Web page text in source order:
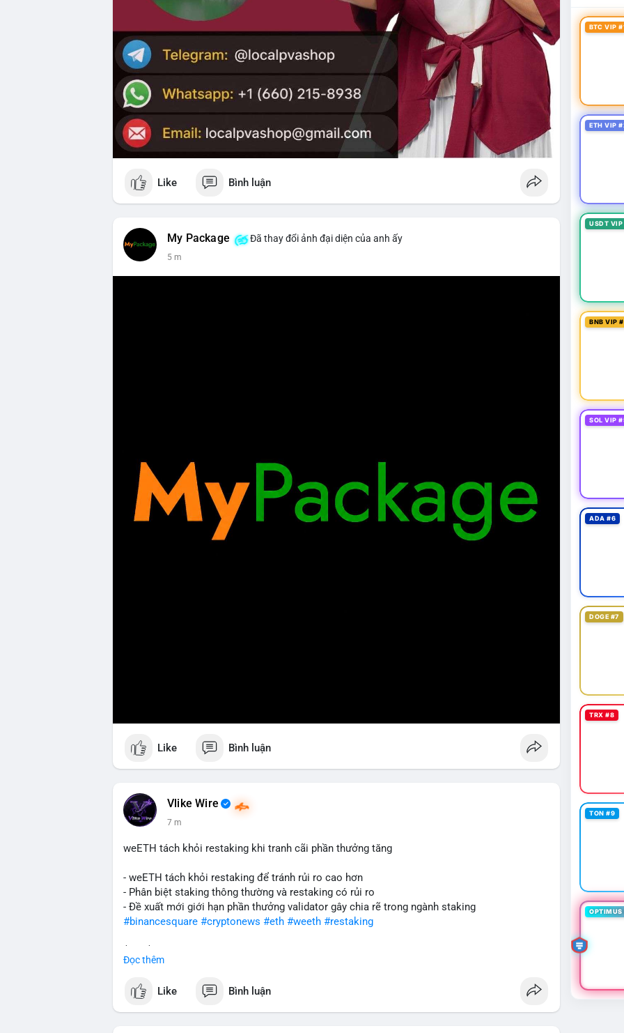
Like Bình luận
My Package Đã thay đổi ảnh đại diện của anh ấy
5 m
Like Bình luận
Vlike Wire
7 m
weETH tách khỏi restaking khi tranh cãi phần thưởng tăng
- weETH tách khỏi restaking để tránh rủi ro cao hơn
- Phân biệt staking thông thường và restaking có rủi ro
- Đề xuất mới giới hạn phần thưởng validator gây chia rẽ trong ngành staking
#binancesquare #cryptonews #eth #weeth #restaking
📰 Nguồn: CoinDesk
Đọc thêm
Like Bình luận
BTC VIP
ETH VIP
USDT
BNB VIP
SOL VIP
ADA #6
DOGE #7
TRX #8
TON #9
OPTIMUS